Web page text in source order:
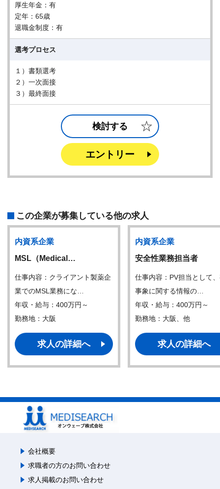
厚生年金：有
定年：65歳
退職金制度：有
選考プロセス
１）書類選考
２）一次面接
３）最終面接
検討する
エントリー
この企業が募集している他の求人
内資系企業
MSL（Medical…
仕事内容：クライアント製薬企
業でのMSL業務にな…
年収・給与：400万円～
勤務地：大阪
求人の詳細へ
内資系企業
安全性業務担当者
仕事内容：PV担当として
事象に関する情報の…
年収・給与：400万円～
勤務地：大阪、他
求人の詳細へ
会社概要
求職者の方のお問い合わせ
求人掲載のお問い合わせ